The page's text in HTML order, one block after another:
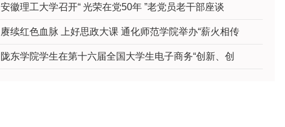
安徽理工大学召开“ 光荣在党50年 ”老党员老干部座谈
赓续红色血脉 上好思政大课 通化师范学院举办“薪火相传
陇东学院学生在第十六届全国大学生电子商务“创新、创